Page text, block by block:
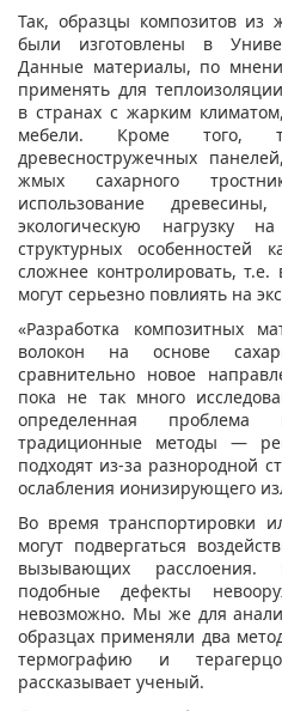
Так, образцы композитов из
были изготовлены в
Данные материалы, по
применять для
в странах с жарким
мебели. Кроме того,
древесностружечных
жмых сахарного
использование
экологическую нагрузку
структурных особенностей
сложнее контролировать,
могут серьезно повлиять на
«Разработка композитных
волокон на основе
сравнительно новое
пока не так много
определенная проблема
традиционные методы —
подходят из-за разнородной
ослабления ионизирующего
Во время транспортировки
могут подвергаться
вызывающих расслоения.
подобные дефекты
невозможно. Мы же для
образцах применяли два
термографию и
рассказывает ученый.